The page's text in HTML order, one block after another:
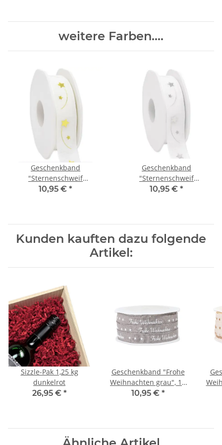
weitere Farben....
Geschenkband
"Sternenschweif
creme/gold", 22 mm x 15 m
10,95 € *
Geschenkband
"Sternenschweif
weiß/silber", 22 mm x 15 m
10,95 € *
Kunden kauften dazu folgende
Artikel:
Sizzle-Pak 1,25 kg
dunkelrot
26,95 € *
Geschenkband "Frohe
Weihnachten grau", 12
mm x 20 m
10,95 € *